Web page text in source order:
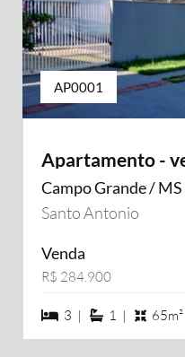
AP0001
Apartamento -
Campo Grande / MS
Santo Antonio
Venda
R$ 284.900
3 dormiórios
3 | 1 suítes
1 | 65m²